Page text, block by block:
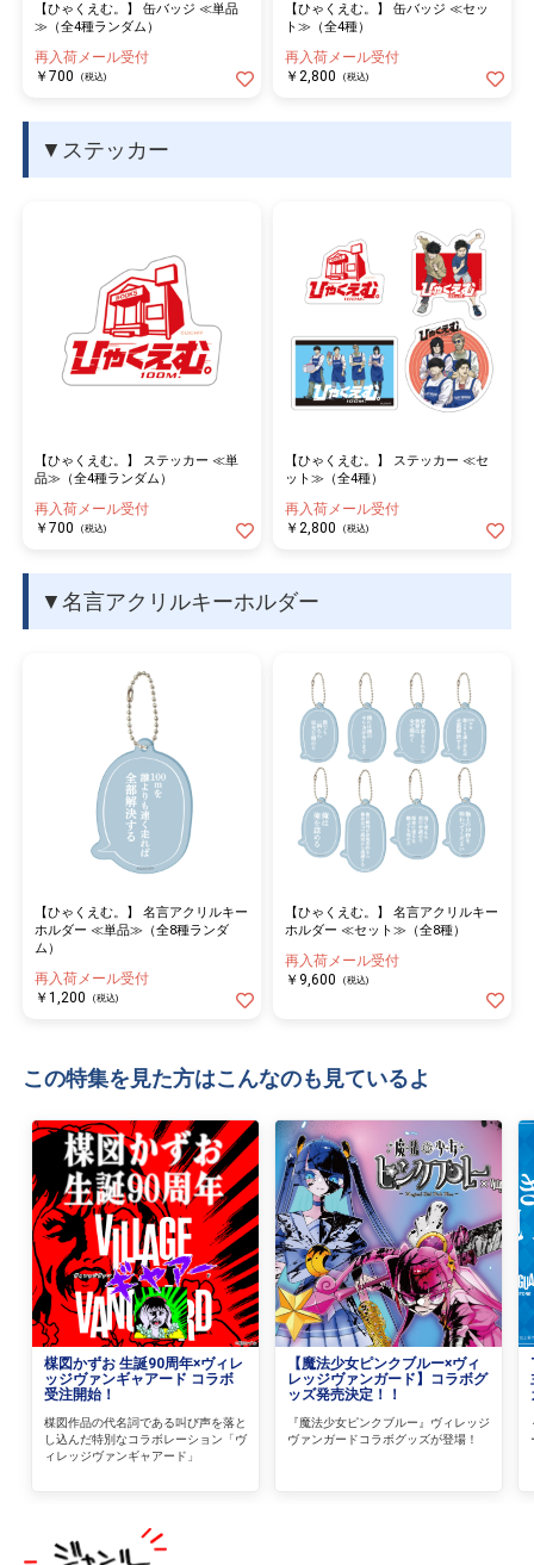
【ひゃくえむ。】 缶バッジ ≪単品
≫（全4種ランダム）
再入荷メール受付
￥700
(税込)
【ひゃくえむ。】 缶バッジ ≪セッ
ト≫（全4種）
再入荷メール受付
￥2,800
(税込)
▼ステッカー
【ひゃくえむ。】 ステッカー ≪単
品≫（全4種ランダム）
再入荷メール受付
￥700
(税込)
【ひゃくえむ。】 ステッカー ≪セ
ット≫（全4種）
再入荷メール受付
￥2,800
(税込)
▼名言アクリルキーホルダー
【ひゃくえむ。】 名言アクリルキー
ホルダー ≪単品≫（全8種ランダ
ム）
再入荷メール受付
￥1,200
(税込)
【ひゃくえむ。】 名言アクリルキー
ホルダー ≪セット≫（全8種）
再入荷メール受付
￥9,600
(税込)
この特集を見た方はこんなのも見ているよ
楳図かずお 生誕90周年×ヴィレ
ッジヴァンギャアード コラボ
受注開始！
楳図作品の代名詞である叫び声を落と
し込んだ特別なコラボレーション「ヴ
ィレッジヴァンギャアード」
【魔法少女ピンクブルー×ヴィ
レッジヴァンガード】コラボグ
ッズ発売決定！！
『魔法少女ピンクブルー』ヴィレッジ
ヴァンガードコラボグッズが登場！